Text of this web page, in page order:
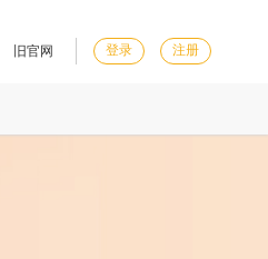
旧官网 登录 注册